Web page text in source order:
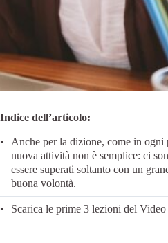
Indice dell’articolo:
Anche per la dizione, come in ogni
nuova attività non è semplice: ci
essere superati soltanto con un
buona volontà.
Scarica le prime 3 lezioni del